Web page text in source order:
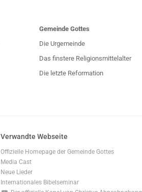
Gemeinde Gottes
Die Urgemeinde
Das finstere Religionsmittelalter
Die letzte Reformation
Verwandte Webseite
Offizielle Homepage der Gemeinde Gottes
Media Cast
Neue Lieder
Internationales Bibelseminar